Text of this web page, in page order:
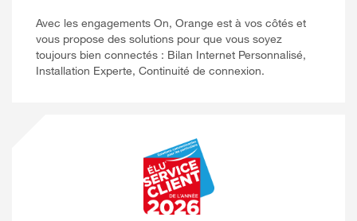
Avec les engagements On, Orange est à vos côtés et
vous propose des solutions pour que vous soyez
toujours bien connectés : Bilan Internet Personnalisé,
Installation Experte, Continuité de connexion.